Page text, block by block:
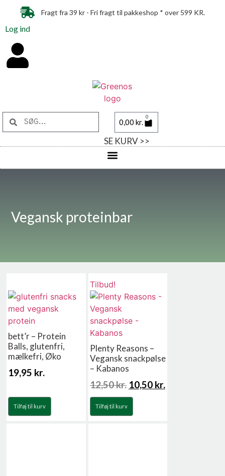
Fragt fra 39 kr - Fri fragt til pakkeshop * over 599 KR.
Log ind
0,00 kr.
0
SE KURV >>
Vegansk proteinbar
bett’r – Protein
Balls, glutenfri,
mælkefri, Øko
19,95 kr.
Tilføj til kurv
Tilbud!
Plenty Reasons –
Vegansk snackpølse
– Kabanos
12,50kr. 10,50 kr.
Tilføj til kurv